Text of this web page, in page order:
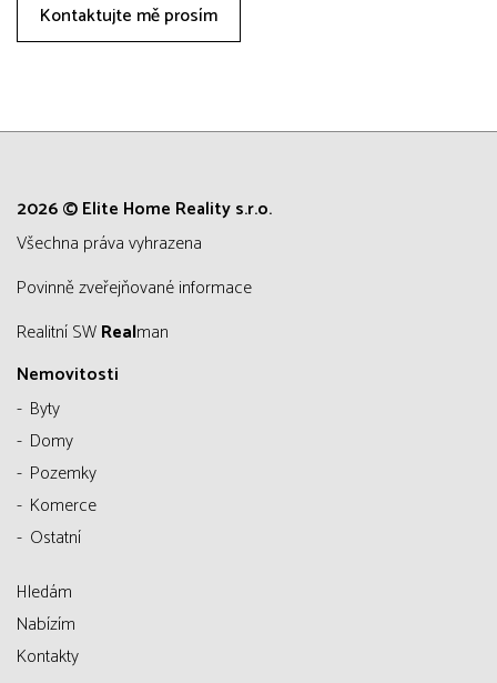
Kontaktujte mě prosím
2026 © Elite Home Reality s.r.o.
všechna práva vyhrazena
Povinně zveřejňované informace
Realitní SWRealman
Nemovitosti
Byty
Domy
Pozemky
Komerce
Ostatní
Hledám
Nabízím
Kontakty